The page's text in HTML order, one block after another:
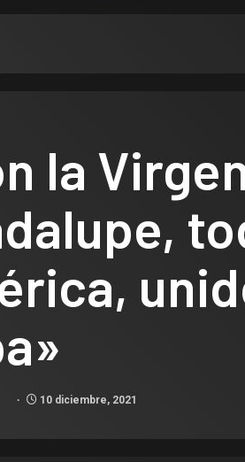
la
10 diciembre, 2021